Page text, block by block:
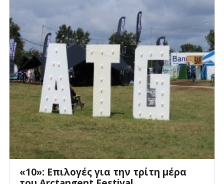
«10»: Επιλογές για την τρίτη μέρα